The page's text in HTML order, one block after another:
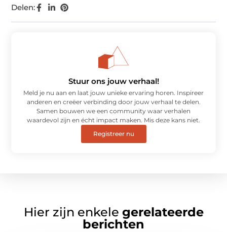
Delen:
Stuur ons jouw verhaal!
Meld je nu aan en laat jouw unieke ervaring horen. Inspireer
anderen en creëer verbinding door jouw verhaal te delen.
Samen bouwen we een community waar verhalen
waardevol zijn en écht impact maken. Mis deze kans niet.
Registreer nu
Hier zijn enkele gerelateerde
berichten